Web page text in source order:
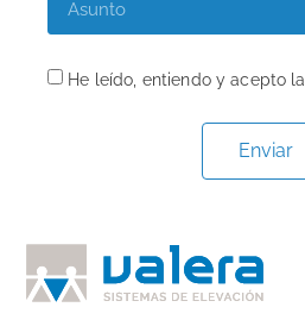
He leído, entiendo y acepto la
Enviar